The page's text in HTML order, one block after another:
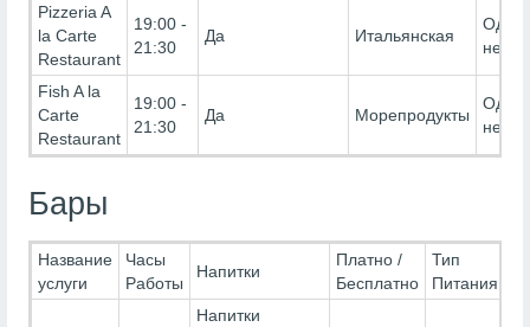
Pizzeria A
la Carte
Restaurant
19:00 -
21:30
Да Итальянская
Один
Fish A la
Carte
Restaurant
19:00 -
21:30
Да Морепродукты
Один
Бары
Название
услуги
Часы
Работы
Напитки
Платно /
Бесплатно
Тип
Питания
Напитки